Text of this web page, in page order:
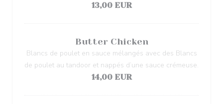
13,00 EUR
Butter Chicken
Blancs de poulet en sauce mélangés avec des Blancs
de poulet au tandoor et nappés d’une sauce crémeuse.
14,00 EUR